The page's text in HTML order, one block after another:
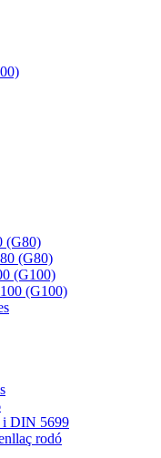
(G80)
(G80)
(G100)
(G100)
i DIN 5699
rodó